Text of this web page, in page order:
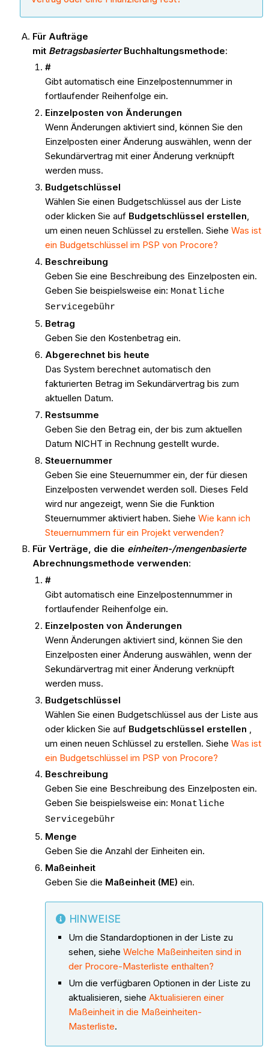
Für Aufträge
mit BetragsbasierterBuchhaltungsmethode:
#
Gibt automatisch eine Einzelpostennummer in
fortlaufender Reihenfolge ein.
Einzelposten von Änderungen
Wenn Änderungen aktiviert sind, können Sie den
Einzelposten einer Änderung auswählen, wenn der
Sekundärvertrag mit einer Änderung verknüpft
werden muss.
Budgetschlüssel
Wählen Sie einen Budgetschlüssel aus der Liste
oder klicken Sie auf Budgetschlüssel erstellen,
um einen neuen Schlüssel zu erstellen. Siehe Was ist
ein Budgetschlüssel im PSP von Procore?
Beschreibung
Geben Sie eine Beschreibung des Einzelposten ein.
Geben Sie beispielsweise ein: Monatliche
Servicegebühr
Betrag
Geben Sie den Kostenbetrag ein.
Abgerechnet bis heute
Das System berechnet automatisch den
fakturierten Betrag im Sekundärvertrag bis zum
aktuellen Datum.
Restsumme
Geben Sie den Betrag ein, der bis zum aktuellen
Datum NICHT in Rechnung gestellt wurde.
Steuernummer
Geben Sie eine Steuernummer ein, der für diesen
Einzelposten verwendet werden soll. Dieses Feld
wird nur angezeigt, wenn Sie die Funktion
Steuernummer aktiviert haben. Siehe Wie kann ich
Steuernummern für ein Projekt verwenden?
Für Verträge, die die einheiten-/mengenbasierte
Abrechnungsmethode verwenden:
#
Gibt automatisch eine Einzelpostennummer in
fortlaufender Reihenfolge ein.
Einzelposten von Änderungen
Wenn Änderungen aktiviert sind, können Sie den
Einzelposten einer Änderung auswählen, wenn der
Sekundärvertrag mit einer Änderung verknüpft
werden muss.
Budgetschlüssel
Wählen Sie einen Budgetschlüssel aus der Liste aus
oder klicken Sie auf Budgetschlüssel erstellen
um einen neuen Schlüssel zu erstellen. Siehe Was ist
ein Budgetschlüssel im PSP von Procore?
Beschreibung
Geben Sie eine Beschreibung des Einzelposten ein.
Geben Sie beispielsweise ein: Monatliche
Servicegebühr
Menge
Geben Sie die Anzahl der Einheiten ein.
Maßeinheit
Geben Sie die Maßeinheit (ME) ein.
HINWEISE
Um die Standardoptionen in der Liste zu
sehen, siehe Welche Maßeinheiten sind in
der Procore-Masterliste enthalten?
Um die verfügbaren Optionen in der Liste zu
aktualisieren, siehe Aktualisieren einer
Maßeinheit in die Maßeinheiten-
Masterliste.